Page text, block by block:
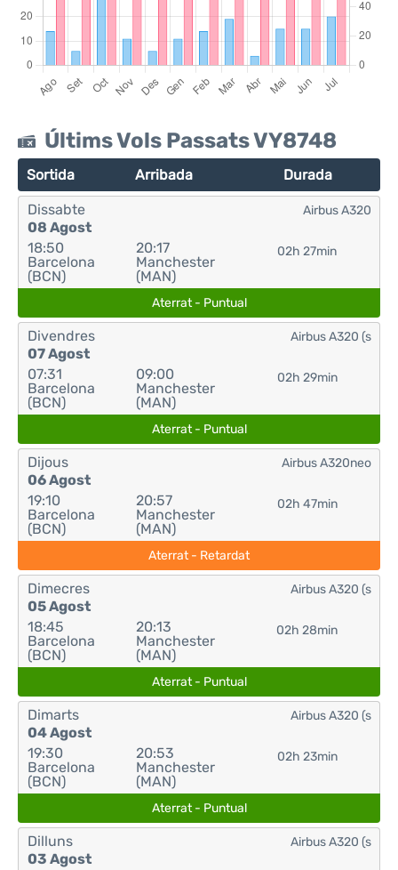
Últims Vols Passats VY8748
Sortida Arribada Durada
Dissabte
08 Agost
18:50
Barcelona
(BCN)
20:17
Manchester
(MAN)
02h 27min
Airbus A320
Aterrat - Puntual
Divendres
07 Agost
07:31
Barcelona
(BCN)
09:00
Manchester
(MAN)
02h 29min
Airbus A320 (s
Aterrat - Puntual
Dijous
06 Agost
19:10
Barcelona
(BCN)
20:57
Manchester
(MAN)
02h 47min
Airbus A320neo
Aterrat - Retardat
Dimecres
05 Agost
18:45
Barcelona
(BCN)
20:13
Manchester
(MAN)
02h 28min
Airbus A320 (s
Aterrat - Puntual
Dimarts
04 Agost
19:30
Barcelona
(BCN)
20:53
Manchester
(MAN)
02h 23min
Airbus A320 (s
Aterrat - Puntual
Dilluns
03 Agost
Airbus A320 (s